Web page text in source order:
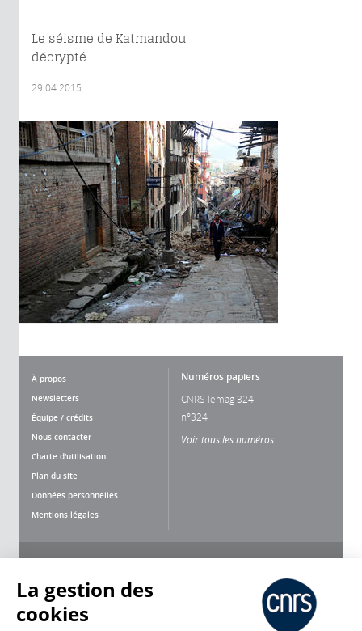
Le séisme de Katmandou
décrypté
29.04.2015
À propos
Newsletters
Équipe / crédits
Nous contacter
Charte d'utilisation
Plan du site
Données personnelles
Mentions légales
Numéros papiers
CNRS lemag 324
n°324
Voir tous les numéros
La gestion des
cookies